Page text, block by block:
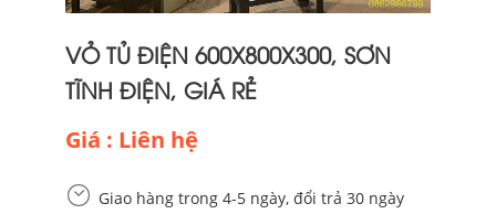
VỎ TỦ ĐIỆN 600X800X300, SƠN
TĨNH ĐIỆN, GIÁ RẺ
Giá : Liên hệ
Giao hàng trong 4-5 ngày, đổi trả 30 ngày